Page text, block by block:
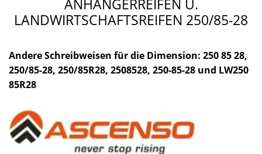
ANHÄNGERREIFEN U.
LANDWIRTSCHAFTSREIFEN 250/85-28
Andere Schreibweisen für die Dimension: 250 85 28,
250/85-28, 250/85R28, 2508528, 250-85-28 und LW250
85R28